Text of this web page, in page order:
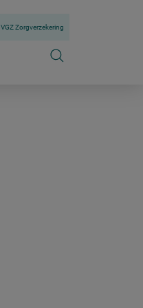
VGZ Zorgverzekering